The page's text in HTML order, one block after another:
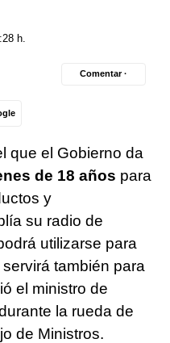
h.
Comentar ·
que el Gobierno da
de 18 años para
y
su radio de
utilizarse para
también para
el ministro de
la rueda de
de Ministros.